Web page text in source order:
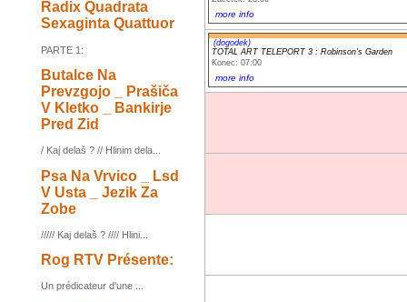
Radix Quadrata
Sexaginta Quattuor
PARTE 1:
Butalce Na
Prevzgojo _ Prašiča
V Kletko _ Bankirje
Pred Zid
/ Kaj delaš ? // Hlinim dela...
Psa Na Vrvico _ Lsd
V Usta _ Jezik Za
Zobe
///// Kaj delaš ? //// Hlini...
Rog RTV Présente:
Un prédicateur d'une ...
more info
(dogodek)
TOTAL ART TELEPORT 3 : Robinson's Garden
Konec: 07:00
more info